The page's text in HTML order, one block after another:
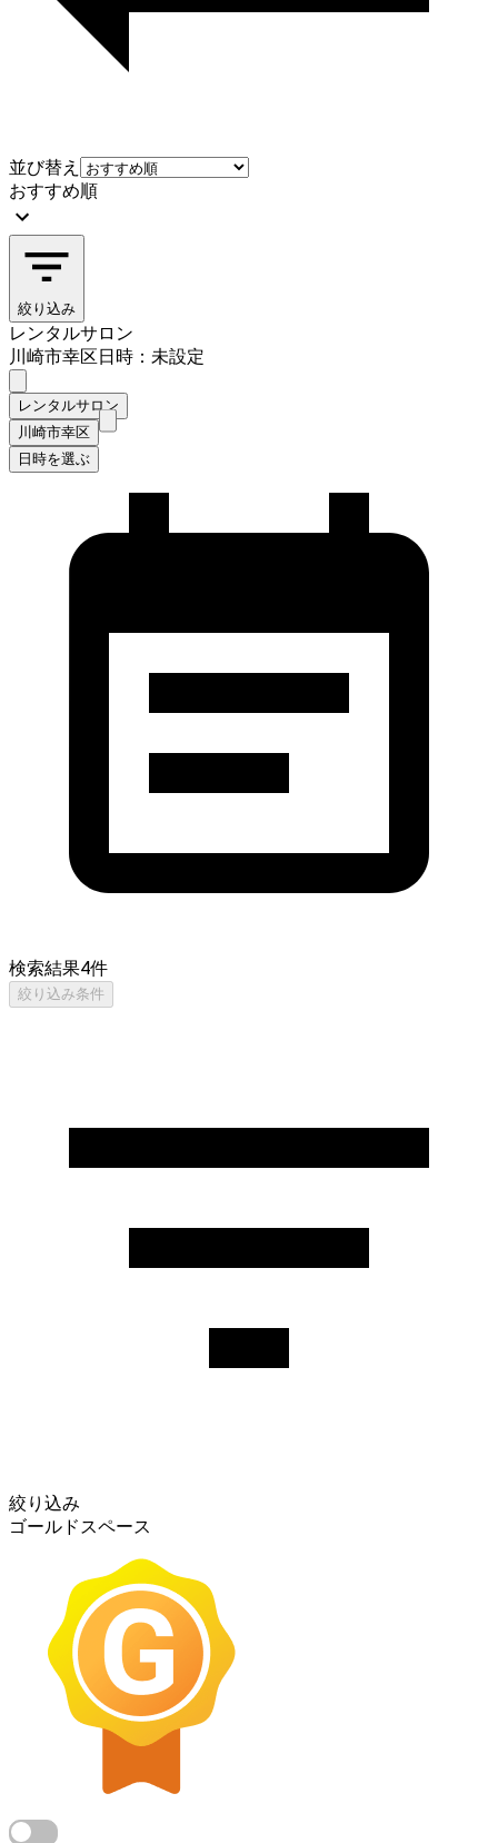
並び替え
おすすめ順
絞り込み
レンタルサロン
川崎市幸区日時：未設定
レンタルサロン
川崎市幸区
日時を選ぶ
検索結果4件
絞り込み条件
絞り込み
ゴールドスペース